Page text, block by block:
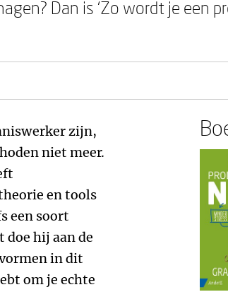
Dan is ‘Zo wordt je een
zijn,
niet meer.
en tools
een soort
hij aan de
in dit
om je echte